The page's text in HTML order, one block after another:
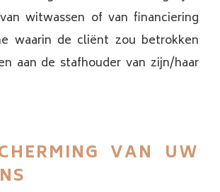
witwassen of van financiering
waarin de cliënt zou betrokken
aan de stafhouder van zijn/haar
VAN UW